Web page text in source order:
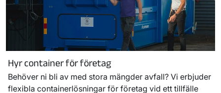
Hyr container för företag
Behöver ni bli av med stora mängder avfall? Vi erbjuder
flexibla containerlösningar för företag vid ett tillfälle